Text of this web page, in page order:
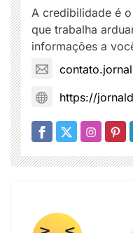
A credibilidade é
que trabalha
informações a
https://